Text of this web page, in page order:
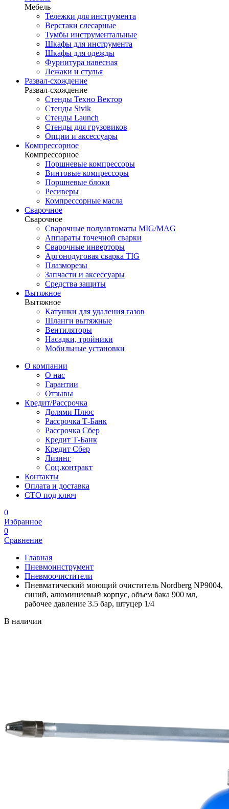
Мебель
Тележки для инструмента
Верстаки слесарные
Тумбы инструментальные
Шкафы для инструмента
Шкафы для одежды
Фурнитура навесная
Лежаки и стулья
Развал-схождение
Развал-схождение
Стенды Техно Вектор
Стенды Sivik
Стенды Launch
Стенды для грузовиков
Опции и аксессуары
Компрессорное
Компрессорное
Поршневые компрессоры
Винтовые компрессоры
Поршневые блоки
Ресиверы
Компрессорные масла
Сварочное
Сварочное
Сварочные полуавтоматы MIG/MAG
Аппараты точечной сварки
Сварочные инверторы
Аргонодуговая сварка TIG
Плазморезы
Запчасти и аксессуары
Средства защиты
Вытяжное
Вытяжное
Катушки для удаления газов
Шланги вытяжные
Вентиляторы
Насадки, тройники
Мобильные установки
О компании
О нас
Гарантии
Отзывы
Кредит/Рассрочка
Долями Плюс
Рассрочка Т-Банк
Рассрочка Сбер
Кредит Т-Банк
Кредит Сбер
Лизинг
Соц.контракт
Контакты
Оплата и доставка
СТО под ключ
0
Избранное
0
Сравнение
Главная
Пневмоинструмент
Пневмоочистители
Пневматический моющий очиститель Nordberg NP9004,
синий, алюминиевый корпус, объем бака 900 мл,
рабочее давление 3.5 бар, штуцер 1/4
В наличии